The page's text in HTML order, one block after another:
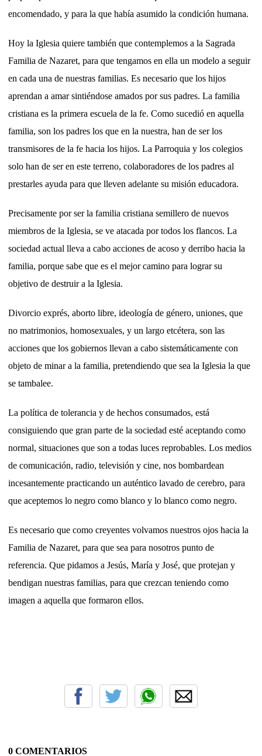
encomendado, y para la que había asumido la condición humana.
Hoy la Iglesia quiere también que contemplemos a la Sagrada
Familia de Nazaret, para que tengamos en ella un modelo a seguir
en cada una de nuestras familias. Es necesario que los hijos
aprendan a amar sintiéndose amados por sus padres. La familia
cristiana es la primera escuela de la fe. Como sucedió en aquella
familia, son los padres los que en la nuestra, han de ser los
transmisores de la fe hacia los hijos. La Parroquia y los colegios
solo han de ser en este terreno, colaboradores de los padres al
prestarles ayuda para que lleven adelante su misión educadora.
Precisamente por ser la familia cristiana semillero de nuevos
miembros de la Iglesia, se ve atacada por todos los flancos. La
sociedad actual lleva a cabo acciones de acoso y derribo hacia la
familia, porque sabe que es el mejor camino para lograr su
objetivo de destruir a la Iglesia.
Divorcio exprés, aborto libre, ideología de género, uniones, que
no matrimonios, homosexuales, y un largo etcétera, son las
acciones que los gobiernos llevan a cabo sistemáticamente con
objeto de minar a la familia, pretendiendo que sea la Iglesia la que
se tambalee.
La política de tolerancia y de hechos consumados, está
consiguiendo que gran parte de la sociedad esté aceptando como
normal, situaciones que son a todas luces reprobables. Los medios
de comunicación, radio, televisión y cine, nos bombardean
incesantemente practicando un auténtico lavado de cerebro, para
que aceptemos lo negro como blanco y lo blanco como negro.
Es necesario que como creyentes volvamos nuestros ojos hacia la
Familia de Nazaret, para que sea para nosotros punto de
referencia. Que pidamos a Jesús, María y José, que protejan y
bendigan nuestras familias, para que crezcan teniendo como
imagen a aquella que formaron ellos.
0 COMENTARIOS